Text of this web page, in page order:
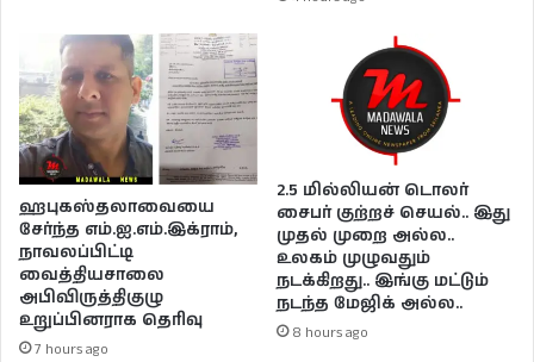
ஹபுகஸ்தலாவையை
சேர்ந்த எம்.ஐ.எம்.இக்ராம்,
நாவலப்பிட்டி
வைத்தியசாலை
அபிவிருத்திகுழு
உறுப்பினராக தெரிவு
7 hours ago
2.5 மில்லியன் டொலர்
சைபர் குற்றச் செயல்.. இது
முதல் முறை அல்ல..
உலகம் முழுவதும்
நடக்கிறது.. இங்கு மட்டும்
நடந்த மேஜிக் அல்ல..
8 hours ago